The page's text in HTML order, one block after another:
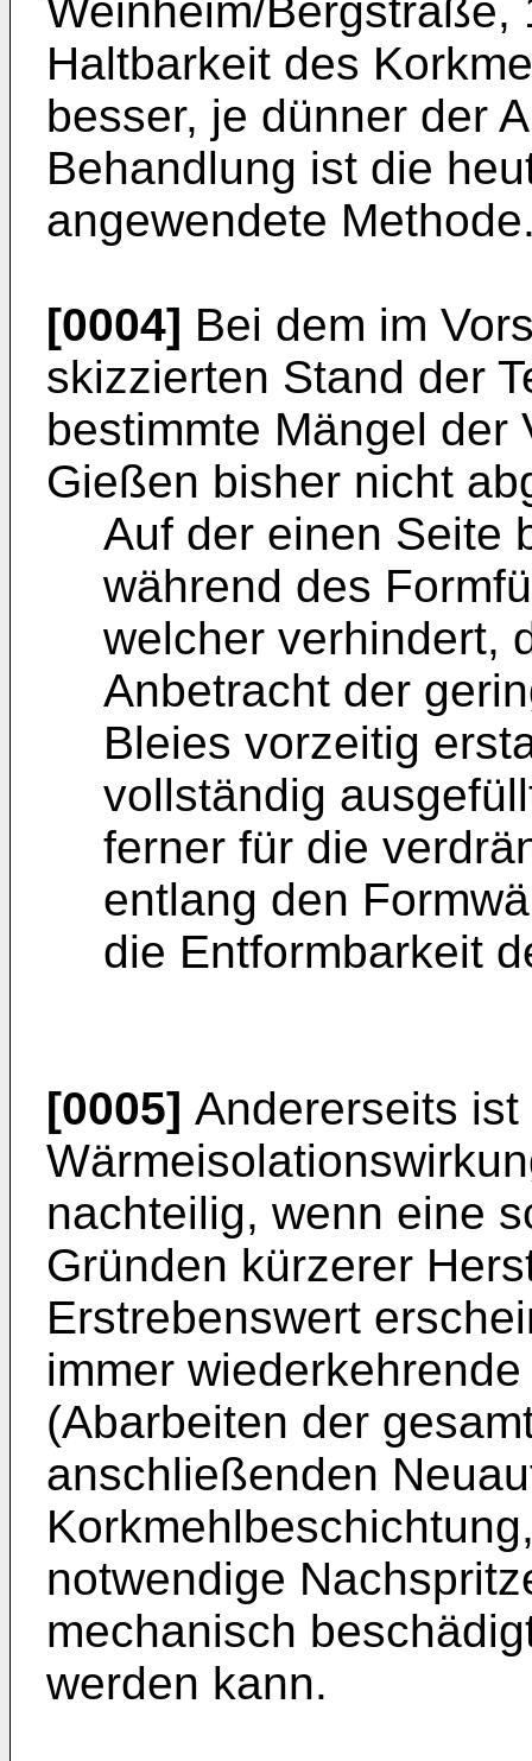
Weinheim/Bergstraße,
Haltbarkeit des
besser, je dünner der
Behandlung ist die
angewendete
[0004] Bei dem im
skizzierten Stand der
bestimmte Mängel der
Gießen bisher nicht
Auf der einen Seite
während des
welcher verhindert,
Anbetracht der
Bleies vorzeitig
vollständig
ferner für die
entlang den
die Entformbarkeit
[0005] Andererseits
nachteilig, wenn eine
Gründen kürzerer
Erstrebenswert
immer
(Abarbeiten der
anschließenden
notwendige
mechanisch
werden kann.